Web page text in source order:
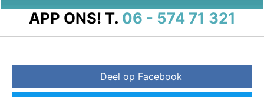
APP ONS! T. 06 - 574 71 321
Deel op Facebook